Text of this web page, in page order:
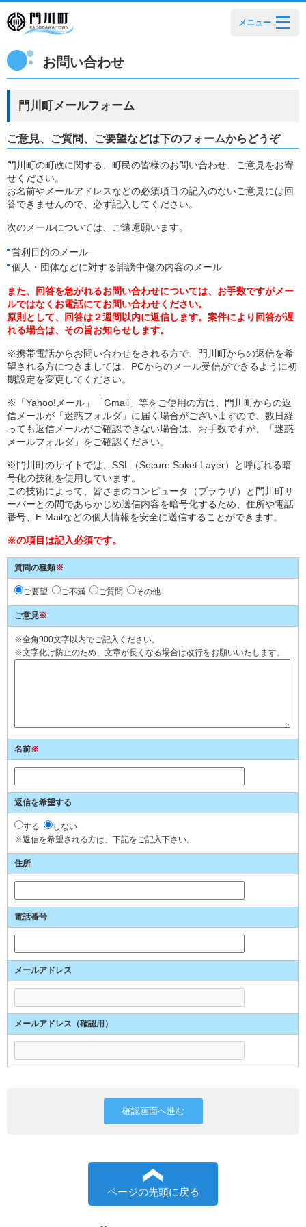
メニュー
お問い合わせ
門川町メールフォーム
ご意見、ご質問、ご要望などは下のフォームからどうぞ
門川町の町政に関する、町民の皆様のお問い合わせ、ご意見をお寄
せください。
お名前やメールアドレスなどの必須項目の記入のないご意見には回
答できませんので、必ず記入してください。
次のメールについては、ご遠慮願います。
営利目的のメール
個人・団体などに対する誹謗中傷の内容のメール
また、回答を急がれるお問い合わせについては、お手数ですがメー
ルではなくお電話にてお問い合わせください。
原則として、回答は２週間以内に返信します。案件により回答が遅
れる場合は、その旨お知らせします。
※携帯電話からお問い合わせをされる方で、門川町からの返信を希
望される方につきましては、PCからのメール受信ができるように初
期設定を変更してください。
※「Yahoo!メール」「Gmail」等をご使用の方は、門川町からの返
信メールが「迷惑フォルダ」に届く場合がございますので、数日経
っても返信メールがご確認できない場合は、お手数ですが、「迷惑
メールフォルダ」をご確認ください。
※門川町のサイトでは、SSL（Secure Soket Layer）と呼ばれる暗
号化の技術を使用しています。
この技術によって、皆さまのコンピュータ（ブラウザ）と門川町サ
ーバーとの間であらかじめ送信内容を暗号化するため、住所や電話
番号、E-Mailなどの個人情報を安全に送信することができます。
※の項目は記入必須です。
質問の種類※
ご要望 ご不満 ご質問 その他
ご意見※
※全角900文字以内でご記入ください。
※文字化け防止のため、文章が長くなる場合は改行をお願いいたします。
名前※
返信を希望する
する
しない
※返信を希望される方は、下記をご記入下さい。
住所
電話番号
メールアドレス
メールアドレス（確認用）
ページの先頭に戻る